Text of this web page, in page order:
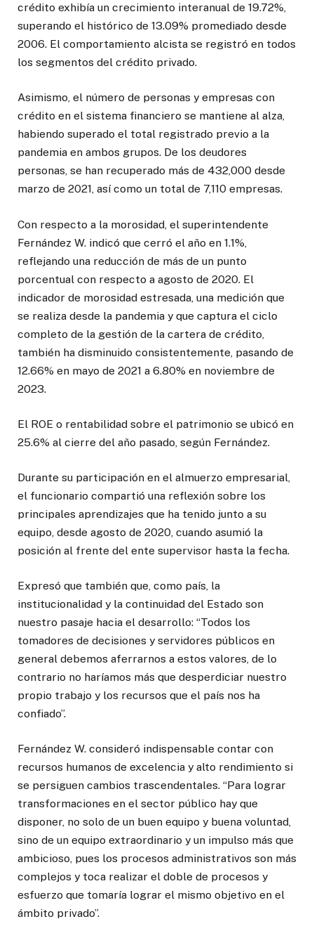
crédito exhibía un crecimiento interanual de 19.72%,
superando el histórico de 13.09% promediado desde
2006. El comportamiento alcista se registró en todos
los segmentos del crédito privado.
Asimismo, el número de personas y empresas con
crédito en el sistema financiero se mantiene al alza,
habiendo superado el total registrado previo a la
pandemia en ambos grupos. De los deudores
personas, se han recuperado más de 432,000 desde
marzo de 2021, así como un total de 7,110 empresas.
Con respecto a la morosidad, el superintendente
Fernández W. indicó que cerró el año en 1.1%,
reflejando una reducción de más de un punto
porcentual con respecto a agosto de 2020. El
indicador de morosidad estresada, una medición que
se realiza desde la pandemia y que captura el ciclo
completo de la gestión de la cartera de crédito,
también ha disminuido consistentemente, pasando de
12.66% en mayo de 2021 a 6.80% en noviembre de
2023.
El ROE o rentabilidad sobre el patrimonio se ubicó en
25.6% al cierre del año pasado, según Fernández.
Durante su participación en el almuerzo empresarial,
el funcionario compartió una reflexión sobre los
principales aprendizajes que ha tenido junto a su
equipo, desde agosto de 2020, cuando asumió la
posición al frente del ente supervisor hasta la fecha.
Expresó que también que, como país, la
institucionalidad y la continuidad del Estado son
nuestro pasaje hacia el desarrollo: “Todos los
tomadores de decisiones y servidores públicos en
general debemos aferrarnos a estos valores, de lo
contrario no haríamos más que desperdiciar nuestro
propio trabajo y los recursos que el país nos ha
confiado”.
Fernández W. consideró indispensable contar con
recursos humanos de excelencia y alto rendimiento si
se persiguen cambios trascendentales. “Para lograr
transformaciones en el sector público hay que
disponer, no solo de un buen equipo y buena voluntad,
sino de un equipo extraordinario y un impulso más que
ambicioso, pues los procesos administrativos son más
complejos y toca realizar el doble de procesos y
esfuerzo que tomaría lograr el mismo objetivo en el
ámbito privado”.